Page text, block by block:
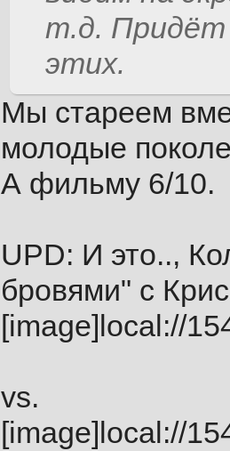
т.д. Придёт
этих.
Мы стареем
молодые
А фильму 6/10.
UPD: И это..,
бровями" с
[image]local://
vs.
[image]local://